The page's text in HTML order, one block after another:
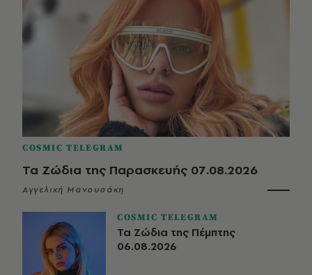
COSMIC TELEGRAM
Τα Ζώδια της Παρασκευής 07.08.2026
Αγγελική Μανουσάκη
COSMIC TELEGRAM
Τα Ζώδια της Πέμπτης
06.08.2026